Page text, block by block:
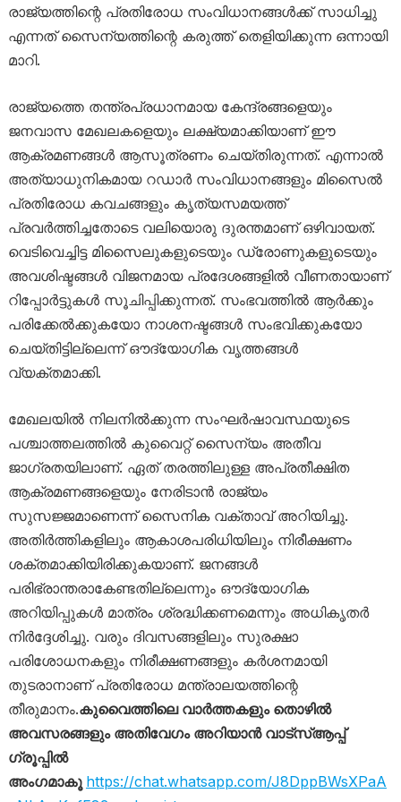
രാജ്യത്തിന്റെ പ്രതിരോധ സംവിധാനങ്ങൾക്ക് സാധിച്ചു
എന്നത് സൈന്യത്തിന്റെ കരുത്ത് തെളിയിക്കുന്ന ഒന്നായി
മാറി.
രാജ്യത്തെ തന്ത്രപ്രധാനമായ കേന്ദ്രങ്ങളെയും
ജനവാസ മേഖലകളെയും ലക്ഷ്യമാക്കിയാണ് ഈ
ആക്രമണങ്ങൾ ആസൂത്രണം ചെയ്തിരുന്നത്. എന്നാൽ
അത്യാധുനികമായ റഡാർ സംവിധാനങ്ങളും മിസൈൽ
പ്രതിരോധ കവചങ്ങളും കൃത്യസമയത്ത്
പ്രവർത്തിച്ചതോടെ വലിയൊരു ദുരന്തമാണ് ഒഴിവായത്.
വെടിവെച്ചിട്ട മിസൈലുകളുടെയും ഡ്രോണുകളുടെയും
അവശിഷ്ടങ്ങൾ വിജനമായ പ്രദേശങ്ങളിൽ വീണതായാണ്
റിപ്പോർട്ടുകൾ സൂചിപ്പിക്കുന്നത്. സംഭവത്തിൽ ആർക്കും
പരിക്കേൽക്കുകയോ നാശനഷ്ടങ്ങൾ സംഭവിക്കുകയോ
ചെയ്തിട്ടില്ലെന്ന് ഔദ്യോഗിക വൃത്തങ്ങൾ
വ്യക്തമാക്കി.
മേഖലയിൽ നിലനിൽക്കുന്ന സംഘർഷാവസ്ഥയുടെ
പശ്ചാത്തലത്തിൽ കുവൈറ്റ് സൈന്യം അതീവ
ജാഗ്രതയിലാണ്. ഏത് തരത്തിലുള്ള അപ്രതീക്ഷിത
ആക്രമണങ്ങളെയും നേരിടാൻ രാജ്യം
സുസജ്ജമാണെന്ന് സൈനിക വക്താവ് അറിയിച്ചു.
അതിർത്തികളിലും ആകാശപരിധിയിലും നിരീക്ഷണം
ശക്തമാക്കിയിരിക്കുകയാണ്. ജനങ്ങൾ
പരിഭ്രാന്തരാകേണ്ടതില്ലെന്നും ഔദ്യോഗിക
അറിയിപ്പുകൾ മാത്രം ശ്രദ്ധിക്കണമെന്നും അധികൃതർ
നിർദ്ദേശിച്ചു. വരും ദിവസങ്ങളിലും സുരക്ഷാ
പരിശോധനകളും നിരീക്ഷണങ്ങളും കർശനമായി
തുടരാനാണ് പ്രതിരോധ മന്ത്രാലയത്തിന്റെ
തീരുമാനം.കുവൈത്തിലെ വാർത്തകളും തൊഴിൽ
അവസരങ്ങളും അതിവേഗം അറിയാൻ വാട്സ്ആപ്പ്
ഗ്രൂപ്പിൽ
അംഗമാകൂ https://chat.whatsapp.com/J8DppBWsXPaA